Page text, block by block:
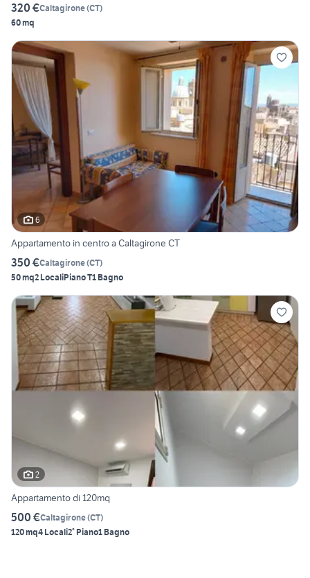
320 €Caltagirone(CT)
60 mq
6
Appartamento in centro a Caltagirone CT
350 €Caltagirone(CT)
50 mq2 LocaliPiano T1 Bagno
2
Appartamento di 120mq
500 €Caltagirone(CT)
120 mq4 Locali2° Piano1 Bagno